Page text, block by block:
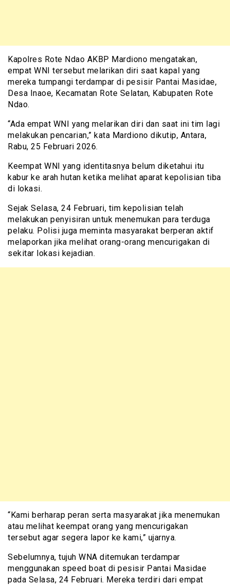
Kapolres Rote Ndao AKBP Mardiono mengatakan,
empat WNI tersebut melarikan diri saat kapal yang
mereka tumpangi terdampar di pesisir Pantai Masidae,
Desa Inaoe, Kecamatan Rote Selatan, Kabupaten Rote
Ndao.
“Ada empat WNI yang melarikan diri dan saat ini tim lagi
melakukan pencarian,” kata Mardiono dikutip, Antara,
Rabu, 25 Februari 2026.
Keempat WNI yang identitasnya belum diketahui itu
kabur ke arah hutan ketika melihat aparat kepolisian tiba
di lokasi.
Sejak Selasa, 24 Februari, tim kepolisian telah
melakukan penyisiran untuk menemukan para terduga
pelaku. Polisi juga meminta masyarakat berperan aktif
melaporkan jika melihat orang-orang mencurigakan di
sekitar lokasi kejadian.
“Kami berharap peran serta masyarakat jika menemukan
atau melihat keempat orang yang mencurigakan
tersebut agar segera lapor ke kami,” ujarnya.
Sebelumnya, tujuh WNA ditemukan terdampar
menggunakan speed boat di pesisir Pantai Masidae
pada Selasa, 24 Februari. Mereka terdiri dari empat